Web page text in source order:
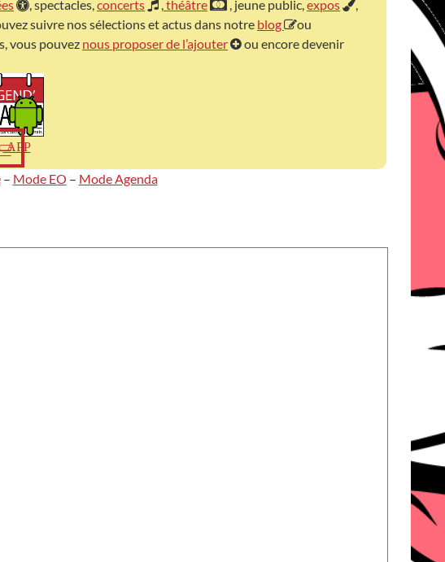
, spectacles,concerts ,théâtre , jeune public,expos
,
suivre nos sélections et actus dans notre blog
ou
vous pouvez nous proposer de l’ajouter
ou encore devenir
APP
– Mode EO – Mode Agenda